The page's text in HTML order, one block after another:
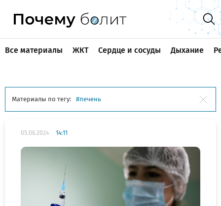
Все материалы ЖКТ Сердце и сосуды Дыхание
Материалы по тегу: печень
05.06.2024 14:11